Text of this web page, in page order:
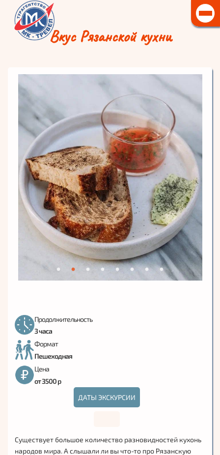
Вкус Рязанской кухни
Продолжительность
3 часа
Формат
Пешеходная
Цена
от 3500 р
ДАТЫ ЭКСКУРСИИ
Существует большое количество разновидностей кухонь
народов мира. А слышали ли вы что-то про Рязанскую